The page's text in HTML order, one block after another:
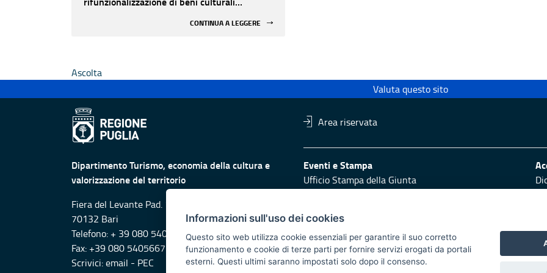
CONTINUA A LEGGERE
Ascolta
Valuta questo sito
Area riservata
Dipartimento Turismo, economia della cultura e
valorizzazione del territorio
Fiera del Levante Pad. 107, Lungomare Starita -
70132 Bari
Telefono: + 39 080 5405615
Fax: +39 080 5405667
Scrivici:email - PEC
Eventi e Stampa
Ufficio Stampa della Giunta
Press Regione
Responsabili di pubblicazione
Informazioni sull'uso dei cookies
Questo sito web utilizza cookie essenziali per garantire il suo corretto
funzionamento e cookie di terze parti per fornire servizi erogati da portali
esterni. Questi ultimi saranno impostati solo dopo il consenso.